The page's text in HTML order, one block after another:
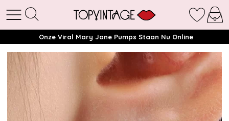
Onze Viral Mary Jane Pumps Staan Nu Online